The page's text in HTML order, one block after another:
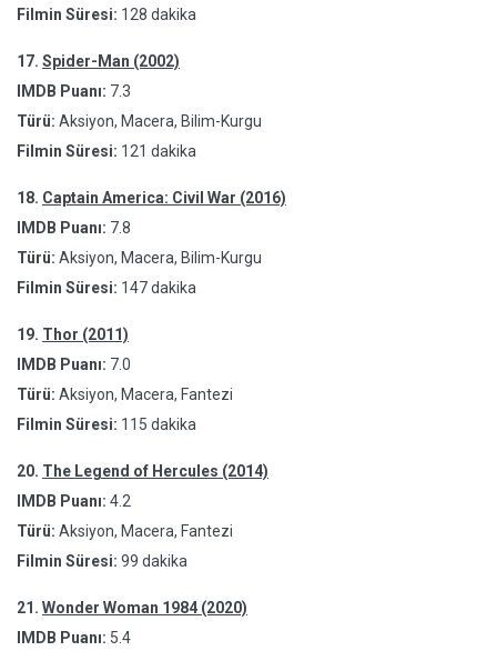
Filmin Süresi: 128 dakika
17. Spider-Man (2002)
IMDB Puanı: 7.3
Türü: Aksiyon, Macera, Bilim-Kurgu
Filmin Süresi: 121 dakika
18. Captain America: Civil War (2016)
IMDB Puanı: 7.8
Türü: Aksiyon, Macera, Bilim-Kurgu
Filmin Süresi: 147 dakika
19. Thor (2011)
IMDB Puanı: 7.0
Türü: Aksiyon, Macera, Fantezi
Filmin Süresi: 115 dakika
20. The Legend of Hercules (2014)
IMDB Puanı: 4.2
Türü: Aksiyon, Macera, Fantezi
Filmin Süresi: 99 dakika
21. Wonder Woman 1984 (2020)
IMDB Puanı: 5.4